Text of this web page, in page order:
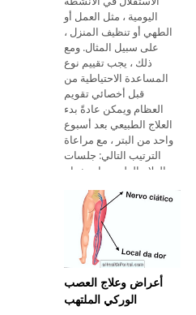
اليومية ، مثل العمل أو
الطهي أو تنظيف المنزل ،
على سبيل المثال. ومع
ذلك ، يجب تقييم نوع
المساعدة الاحتياطية من
قبل أخصائي تقويم
العظام ويمكن عادةً بدء
العلاج الطبيعي بعد أسبوع
واحد من البتر ، مع مراعاة
الترتيب التالي: جلسات
العلاج الطبيعي استخدام
أعراض وعلاج العصب
الوركي الملتهب